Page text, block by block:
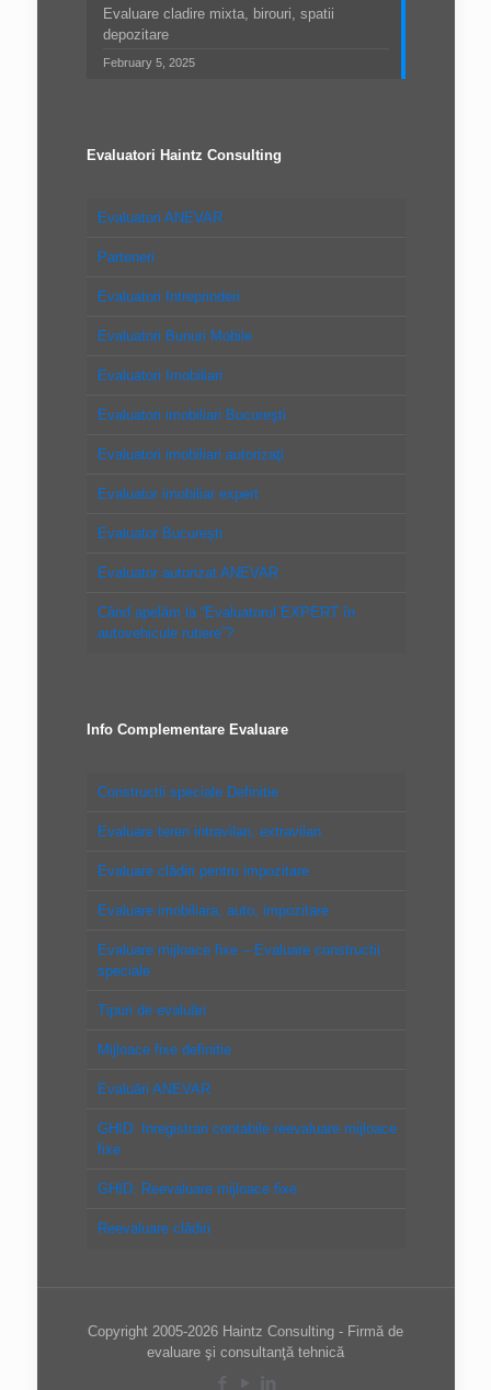
Evaluare cladire mixta, birouri, spatii
depozitare
February 5, 2025
Evaluatori Haintz Consulting
Evaluatori ANEVAR
Parteneri
Evaluatori Intreprinderi
Evaluatori Bunuri Mobile
Evaluatori Imobiliari
Evaluatori imobiliari Bucureşti
Evaluatori imobiliari autorizaţi
Evaluator imobiliar expert
Evaluator Bucureşti
Evaluator autorizat ANEVAR
Când apelăm la “Evaluatorul EXPERT în
autovehicule rutiere”?
Info Complementare Evaluare
Constructii speciale Definitie
Evaluare teren intravilan, extravilan
Evaluare clădiri pentru impozitare
Evaluare imobiliara, auto, impozitare
Evaluare mijloace fixe – Evaluare constructii
speciale
Tipuri de evaluări
Mijloace fixe definitie
Evaluări ANEVAR
GHID: Inregistrari contabile reevaluare mijloace
fixe
GHID: Reevaluare mijloace fixe
Reevaluare clădiri
Copyright 2005-2026 Haintz Consulting - Firmă de
evaluare şi consultanţă tehnică